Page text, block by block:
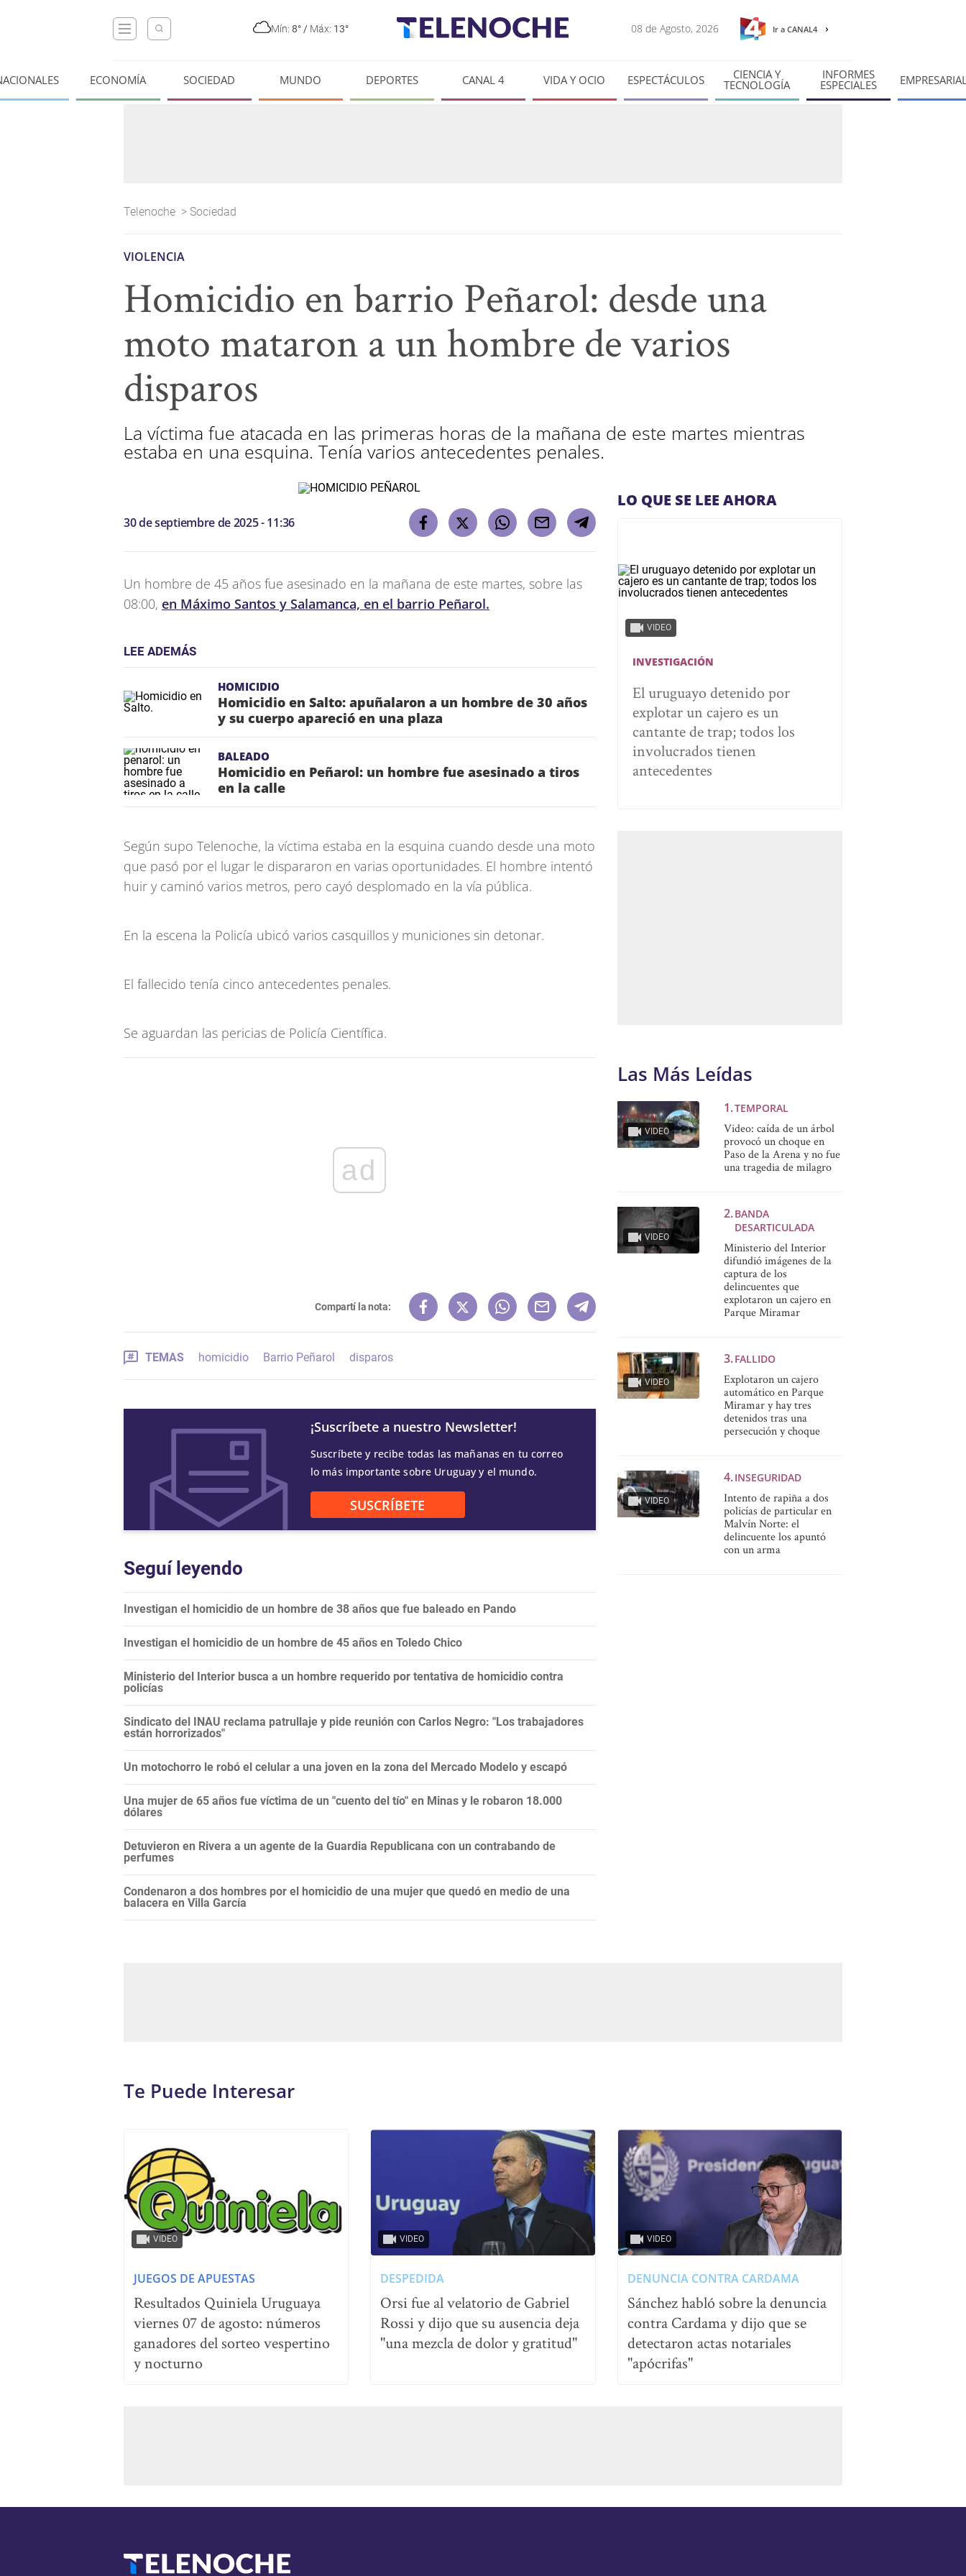
Mín: 8° / Máx: 13° 08 de Agosto, 2026 Ir a CANAL4
ECONOMÍA SOCIEDAD MUNDO DEPORTES CANAL 4 VIDA Y OCIO ESPECTÁCULOS CIENCIA Y
TECNOLOGÍA
INFORMES
ESPECIALES
Telenoche > Sociedad
VIOLENCIA
Homicidio en barrio Peñarol: desde una
moto mataron a un hombre de varios
disparos
La víctima fue atacada en las primeras horas de la mañana de este martes mientras
estaba en una esquina. Tenía varios antecedentes penales.
30 de septiembre de 2025 - 11:36
Un hombre de 45 años fue asesinado en la mañana de este martes, sobre las
08:00, en Máximo Santos y Salamanca, en el barrio Peñarol.
LEE ADEMÁS
HOMICIDIO
Homicidio en Salto: apuñalaron a un hombre de 30 años
y su cuerpo apareció en una plaza
BALEADO
Homicidio en Peñarol: un hombre fue asesinado a tiros
en la calle
Según supo Telenoche, la víctima estaba en la esquina cuando desde una moto
que pasó por el lugar le dispararon en varias oportunidades. El hombre intentó
huir y caminó varios metros, pero cayó desplomado en la vía pública.
En la escena la Policía ubicó varios casquillos y municiones sin detonar.
El fallecido tenía cinco antecedentes penales.
Se aguardan las pericias de Policía Científica.
ad
Compartí la nota:
TEMAS homicidio Barrio Peñarol disparos
¡Suscríbete a nuestro Newsletter!
Suscríbete y recibe todas las mañanas en tu correo
lo más importante sobre Uruguay y el mundo.
SUSCRÍBETE
Seguí leyendo
Investigan el homicidio de un hombre de 38 años que fue baleado en Pando
Investigan el homicidio de un hombre de 45 años en Toledo Chico
Ministerio del Interior busca a un hombre requerido por tentativa de homicidio contra
policías
Sindicato del INAU reclama patrullaje y pide reunión con Carlos Negro: "Los trabajadores
están horrorizados"
Un motochorro le robó el celular a una joven en la zona del Mercado Modelo y escapó
Una mujer de 65 años fue víctima de un "cuento del tío" en Minas y le robaron 18.000
dólares
Detuvieron en Rivera a un agente de la Guardia Republicana con un contrabando de
perfumes
Condenaron a dos hombres por el homicidio de una mujer que quedó en medio de una
balacera en Villa García
LO QUE SE LEE AHORA
VIDEO
INVESTIGACIÓN
El uruguayo detenido por
explotar un cajero es un
cantante de trap; todos los
involucrados tienen
antecedentes
Las Más Leídas
VIDEO
TEMPORAL
Video: caída de un árbol
provocó un choque en
Paso de la Arena y no fue
una tragedia de milagro
VIDEO
BANDA
DESARTICULADA
Ministerio del Interior
difundió imágenes de la
captura de los
delincuentes que
explotaron un cajero en
Parque Miramar
VIDEO
FALLIDO
Explotaron un cajero
automático en Parque
Miramar y hay tres
detenidos tras una
persecución y choque
VIDEO
INSEGURIDAD
Intento de rapiña a dos
policías de particular en
Malvín Norte: el
delincuente los apuntó
con un arma
Te Puede Interesar
VIDEO
JUEGOS DE APUESTAS
Resultados Quiniela Uruguaya
viernes 07 de agosto: números
ganadores del sorteo vespertino
y nocturno
VIDEO
DESPEDIDA
Orsi fue al velatorio de Gabriel
Rossi y dijo que su ausencia deja
"una mezcla de dolor y gratitud"
VIDEO
DENUNCIA CONTRA CARDAMA
Sánchez habló sobre la denuncia
contra Cardama y dijo que se
detectaron actas notariales
"apócrifas"